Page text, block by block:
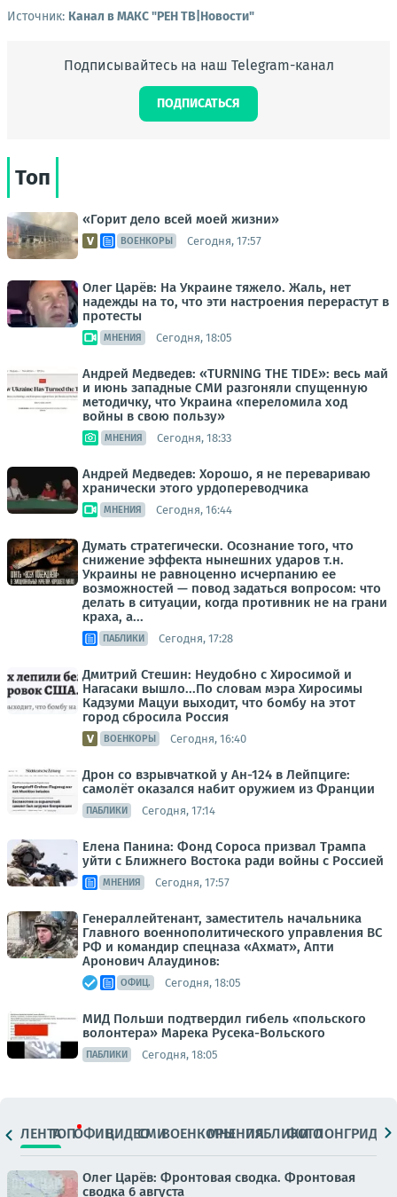
Источник: Канал в МАКС "РЕН ТВ|Новости"
Подписывайтесь на наш Telegram-канал
ПОДПИСАТЬСЯ
Топ
«Горит дело всей моей жизни»
ВОЕНКОРЫ Сегодня, 17:57
Олег Царёв: На Украине тяжело. Жаль, нет
надежды на то, что эти настроения перерастут в
протесты
МНЕНИЯ Сегодня, 18:05
Андрей Медведев: «TURNING THE TIDE»: весь май
и июнь западные СМИ разгоняли спущенную
методичку, что Украина «переломила ход
войны в свою пользу»
МНЕНИЯ Сегодня, 18:33
Андрей Медведев: Хорошо, я не перевариваю
хранически этого урдопереводчика
МНЕНИЯ Сегодня, 16:44
Думать стратегически. Осознание того, что
снижение эффекта нынешних ударов т.н.
Украины не равноценно исчерпанию ее
возможностей — повод задаться вопросом: что
делать в ситуации, когда противник не на грани
краха, а...
ПАБЛИКИ Сегодня, 17:28
Дмитрий Стешин: Неудобно с Хиросимой и
Нагасаки вышло...По словам мэра Хиросимы
Кадзуми Мацуи выходит, что бомбу на этот
город сбросила Россия
ВОЕНКОРЫ Сегодня, 16:40
Дрон со взрывчаткой у Ан-124 в Лейпциге:
самолёт оказался набит оружием из Франции
ПАБЛИКИ Сегодня, 17:14
Елена Панина: Фонд Сороса призвал Трампа
уйти с Ближнего Востока ради войны с Россией
МНЕНИЯ Сегодня, 17:57
Генераллейтенант, заместитель начальника
Главного военнополитического управления ВС
РФ и командир спецназа «Ахмат», Апти
Аронович Алаудинов:
ОФИЦ. Сегодня, 18:05
МИД Польши подтвердил гибель «польского
волонтера» Марека Русека-Вольского
ПАБЛИКИ Сегодня, 18:05
ЛЕНТАТОПОФИЦ.ВИДЕОСМИВОЕНКОРЫМНЕНИЯПАБЛИКИ
ФОТОЛОНГРИДЫ
Олег Царёв: Фронтовая сводка. Фронтовая
сводка 6 августа